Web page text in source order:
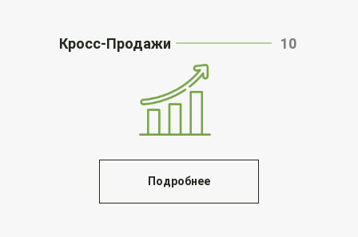
Кросс-Продажи 10
Подробнее